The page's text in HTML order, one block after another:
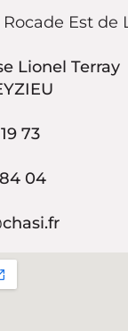
Est de
Lionel Terray
73
04